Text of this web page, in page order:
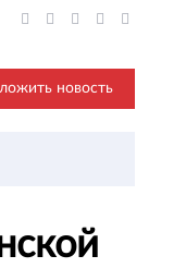
новость